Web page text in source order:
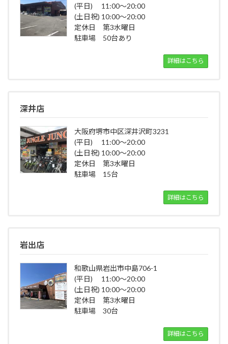
(平日) 11:00～20:00
(土日祝) 10:00～20:00
定休日 第3水曜日
駐車場 50台あり
詳細はこちら
深井店
大阪府堺市中区深井沢町3231
(平日) 11:00～20:00
(土日祝) 10:00～20:00
定休日 第3水曜日
駐車場 15台
詳細はこちら
岩出店
和歌山県岩出市中島706-1
(平日) 11:00～20:00
(土日祝) 10:00～20:00
定休日 第3水曜日
駐車場 30台
詳細はこちら